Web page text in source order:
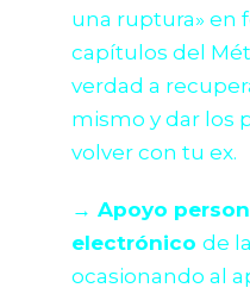
una ruptura» en
capítulos del
verdad a
mismo y dar los
volver con tu ex.
→ Apoyo
electrónico de
ocasionando al